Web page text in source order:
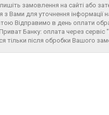
замовлення на сайті або
Вами для уточнення інформації
Відправимо в день оплати
Банку: оплата через
тільки після обробки Вашого